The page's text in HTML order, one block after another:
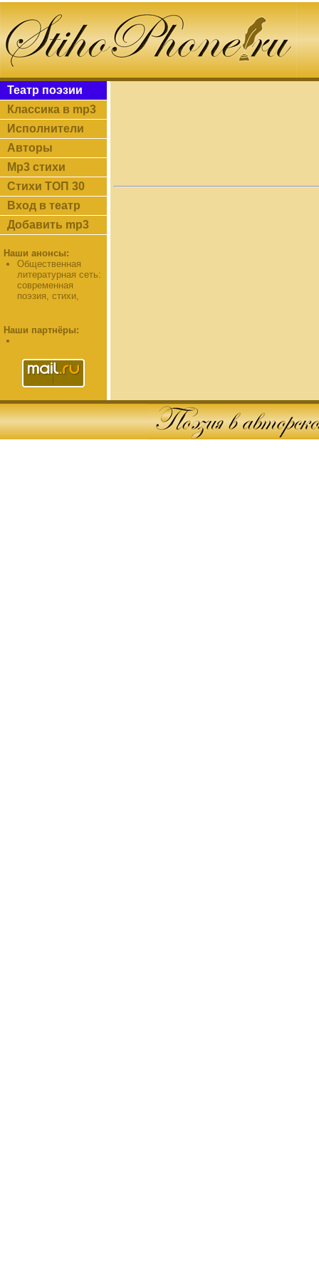
Театр поэзии
Классика в mp3
Исполнители
Авторы
Mp3 стихи
Стихи ТОП 30
Вход в театр
Добавить mp3
Наши анонсы:
Общественная
литературная сеть:
современная
поэзия, стихи,
Наши партнёры: